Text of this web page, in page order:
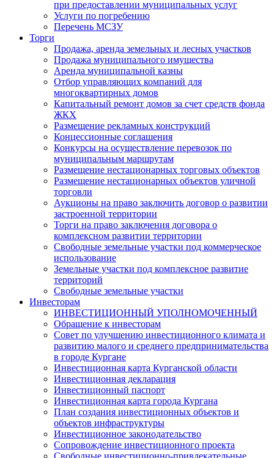
при предоставлении муниципальных услуг
Услуги по погребению
Перечень МСЗУ
Торги
Продажа, аренда земельных и лесных участков
Продажа муниципального имущества
Аренда муниципальной казны
Отбор управляющих компаний для
многоквартирных домов
Капитальный ремонт домов за счет средств фонда
ЖКХ
Размещение рекламных конструкций
Концессионные соглашения
Конкурсы на осуществление перевозок по
муниципальным маршрутам
Размещение нестационарных торговых объектов
Размещение нестационарных объектов уличной
торговли
Аукционы на право заключить договор о развитии
застроенной территории
Торги на право заключения договора о
комплексном развитии территории
Свободные земельные участки под коммерческое
использование
Земельные участки под комплексное развитие
территорий
Свободные земельные участки
Инвесторам
ИНВЕСТИЦИОННЫЙ УПОЛНОМОЧЕННЫЙ
Обращение к инвесторам
Совет по улучшению инвестиционного климата и
развитию малого и среднего предпринимательства
в городе Кургане
Инвестиционная карта Курганской области
Инвестиционная декларация
Инвестиционный паспорт
Инвестиционная карта города Кургана
План создания инвестиционных объектов и
объектов инфраструктуры
Инвестиционное законодательство
Сопровождение инвестиционного проекта
Свободные инвестиционно-привлекательные